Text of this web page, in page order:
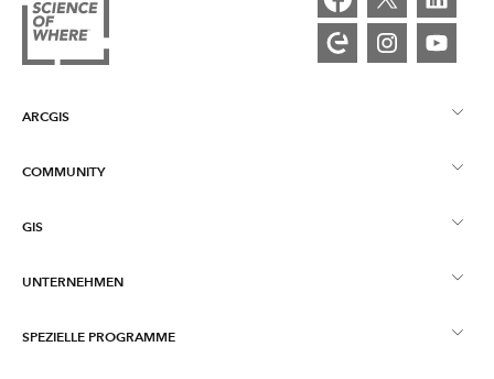
ARCGIS
ArcGIS – Überblick
COMMUNITY
Esri Community
GIS
Was ist GIS?
UNTERNEHMEN
Esri als Unternehmen
SPEZIELLE PROGRAMME